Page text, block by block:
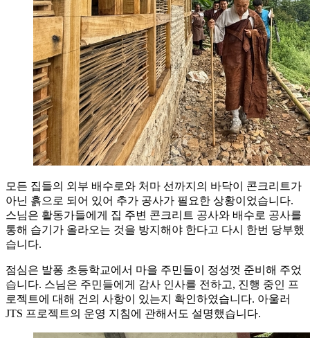
모든 집들의 외부 배수로와 처마 선까지의 바닥이 콘크리트가
아닌 흙으로 되어 있어 추가 공사가 필요한 상황이었습니다.
스님은 활동가들에게 집 주변 콘크리트 공사와 배수로 공사를
통해 습기가 올라오는 것을 방지해야 한다고 다시 한번 당부했
습니다.
점심은 발퐁 초등학교에서 마을 주민들이 정성껏 준비해 주었
습니다. 스님은 주민들에게 감사 인사를 전하고, 진행 중인 프
로젝트에 대해 건의 사항이 있는지 확인하였습니다. 아울러
JTS 프로젝트의 운영 지침에 관해서도 설명했습니다.